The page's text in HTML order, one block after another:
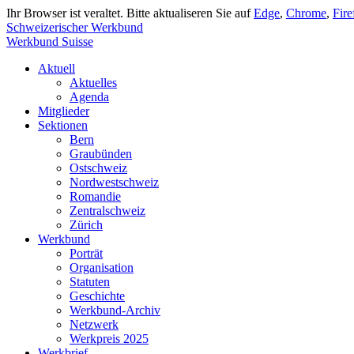
Ihr Browser ist veraltet. Bitte aktualiseren Sie aufEdge, Chrome,
Schweizerischer Werkbund
Werkbund Suisse
Aktuell
Aktuelles
Agenda
Mitglieder
Sektionen
Bern
Graubünden
Ostschweiz
Nordwestschweiz
Romandie
Zentralschweiz
Zürich
Werkbund
Porträt
Organisation
Statuten
Geschichte
Werkbund-Archiv
Netzwerk
Werkpreis 2025